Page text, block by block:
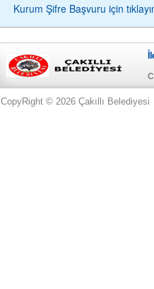
Kurum Şifre Başvuru için
CopyRight © 2026 Çakıllı Belediyesi